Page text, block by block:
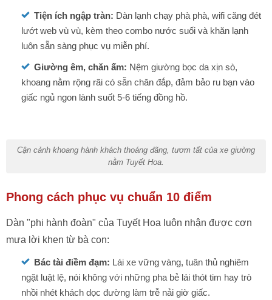
Tiện ích ngập tràn: Dàn lạnh chạy phà phà, wifi căng đét
lướt web vù vù, kèm theo combo nước suối và khăn lạnh
luôn sẵn sàng phục vụ miễn phí.
Giường êm, chăn ấm: Nệm giường bọc da xịn sò,
khoang nằm rộng rãi có sẵn chăn đắp, đảm bảo ru bạn vào
giấc ngủ ngon lành suốt 5-6 tiếng đồng hồ.
Cận cảnh khoang hành khách thoáng đãng, tươm tất của xe giường
nằm Tuyết Hoa.
Phong cách phục vụ chuẩn 10 điểm
Dàn "phi hành đoàn" của Tuyết Hoa luôn nhận được cơn
mưa lời khen từ bà con:
Bác tài điềm đạm: Lái xe vững vàng, tuân thủ nghiêm
ngặt luật lệ, nói không với những pha bẻ lái thót tim hay trò
nhồi nhét khách dọc đường làm trễ nải giờ giấc.